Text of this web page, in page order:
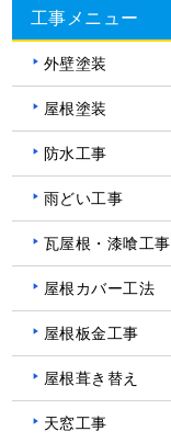
工事メニュー
外壁塗装
屋根塗装
防水工事
雨どい工事
瓦屋根・漆喰工事
屋根カバー工法
屋根板金工事
屋根葺き替え
天窓工事